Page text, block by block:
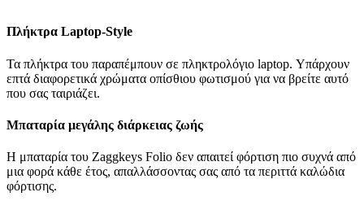
Πλήκτρα Laptop-Style
Τα πλήκτρα του παραπέμπουν σε πληκτρολόγιο laptop. Υπάρχουν
επτά διαφορετικά χρώματα οπίσθιου φωτισμού για να βρείτε αυτό
που σας ταιριάζει.
Μπαταρία μεγάλης διάρκειας ζωής
Η μπαταρία του Zaggkeys Folio δεν απαιτεί φόρτιση πιο συχνά από
μια φορά κάθε έτος, απαλλάσσοντας σας από τα περιττά καλώδια
φόρτισης.